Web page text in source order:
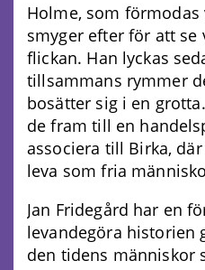
Holme, som
smyger efter för att se
flickan. Han lyckas
tillsammans rymmer
bosätter sig i en
de fram till en
associera till Birka,
leva som fria
Jan Fridegård har en
levandegöra historien
den tidens människor